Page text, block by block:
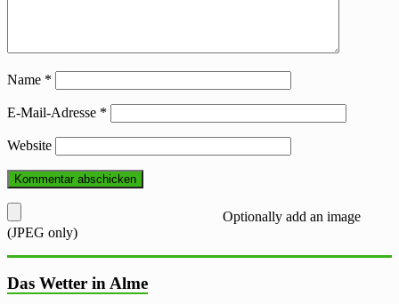
Name *
E-Mail-Adresse *
Website
Optionally add an image
(JPEG only)
Das Wetter in Alme